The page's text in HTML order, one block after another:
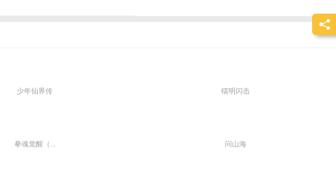
少年仙界传 镭明闪击
拳魂觉醒（... 问山海